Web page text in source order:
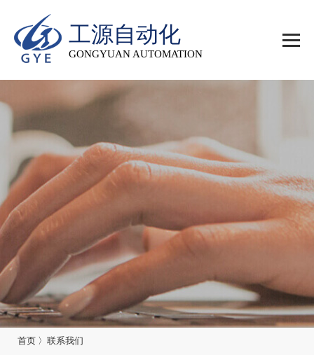
工源自动化
GONGYUAN AUTOMATION
首页 〉 联系我们